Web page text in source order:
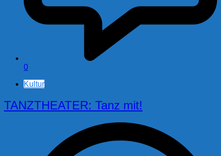
0
Kultur
TANZTHEATER: Tanz mit!